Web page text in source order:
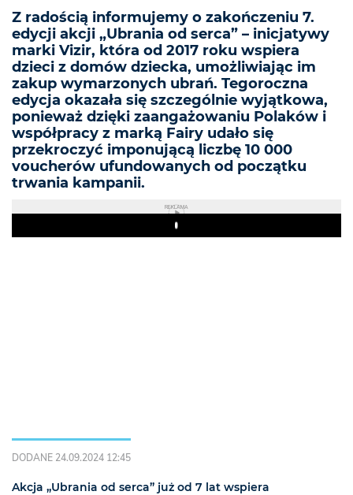
Z radością informujemy o zakończeniu 7.
edycji akcji „Ubrania od serca” – inicjatywy
marki Vizir, która od 2017 roku wspiera
dzieci z domów dziecka, umożliwiając im
zakup wymarzonych ubrań. Tegoroczna
edycja okazała się szczególnie wyjątkowa,
ponieważ dzięki zaangażowaniu Polaków i
współpracy z marką Fairy udało się
przekroczyć imponującą liczbę 10 000
voucherów ufundowanych od początku
trwania kampanii.
REKLAMA
Play
DODANE 24.09.2024 12:45
Akcja „Ubrania od serca” już od 7 lat wspiera